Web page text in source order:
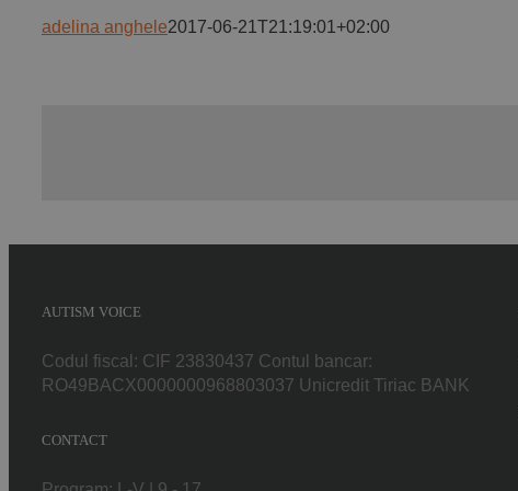
adelina anghele2017-06-21T21:19:01+02:00
AUTISM VOICE
Codul fiscal: CIF 23830437 Contul bancar:
RO49BACX0000000968803037 Unicredit Tiriac BANK
CONTACT